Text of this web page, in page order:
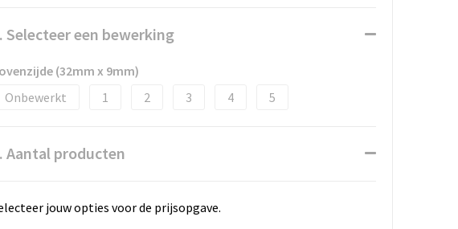
Selecteer een bewerking
(32mm x 9mm)
Onbewerkt
1 2 3 4 5
Aantal producten
jouw opties voor de prijsopgave.